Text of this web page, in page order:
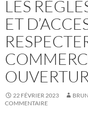
LES
ET
22 FÉVRIER 2023
COMMENTAIRE